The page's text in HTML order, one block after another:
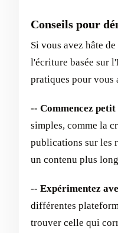
Conseils pour
Si vous avez hâte
l'écriture basée sur
pratiques pour vous
-- Commencez petit
simples, comme la
publications sur les
un contenu plus
-- Expérimentez
différentes
trouver celle qui